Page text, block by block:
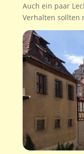
Auch ein paar
Verhalten sollten